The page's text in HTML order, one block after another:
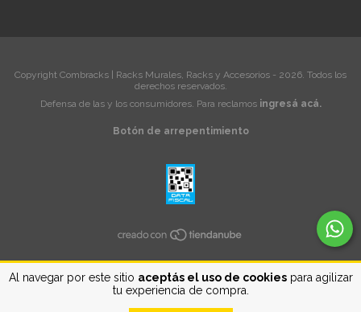
Al navegar por este sitio aceptás el uso de cookiespara agilizar
tu experiencia de compra.
Copyright Combracks | Racks Murales, Racks y Accesorios - 2026. Todos los
derechos reservados.
Defensa de las y los consumidores. Para reclamos ingresá acá.
Botón de arrepentimiento